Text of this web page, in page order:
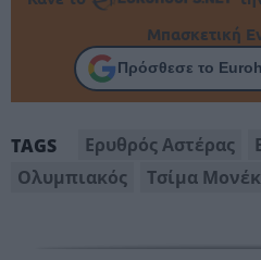
Μπασκετική
Πρόσθεσε το
TAGS Ερυθρός Αστέρας
Ολυμπιακός
Τσίμα